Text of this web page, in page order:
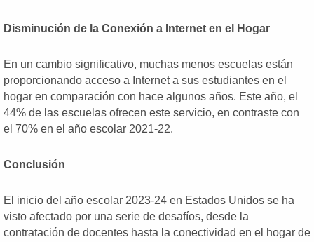
Disminución de la Conexión a Internet en el Hogar
En un cambio significativo, muchas menos escuelas están
proporcionando acceso a Internet a sus estudiantes en el
hogar en comparación con hace algunos años. Este año, el
44% de las escuelas ofrecen este servicio, en contraste con
el 70% en el año escolar 2021-22.
Conclusión
El inicio del año escolar 2023-24 en Estados Unidos se ha
visto afectado por una serie de desafíos, desde la
contratación de docentes hasta la conectividad en el hogar de